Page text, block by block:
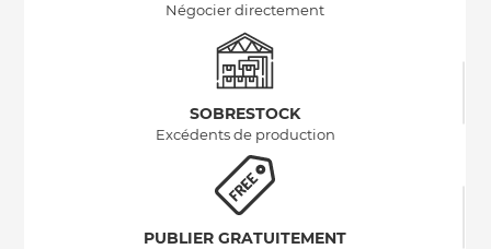
Négocier directement
SOBRESTOCK
Excédents de production
PUBLIER GRATUITEMENT